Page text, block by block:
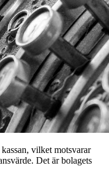
vilket motsvarar
Det är bolagets